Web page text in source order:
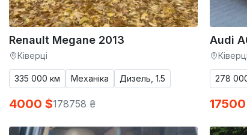
Renault Megane 2013
Ківерці
335 000 км Механіка Дизель, 1.5
4000 $178758 ₴
Audi
Ківерці
278